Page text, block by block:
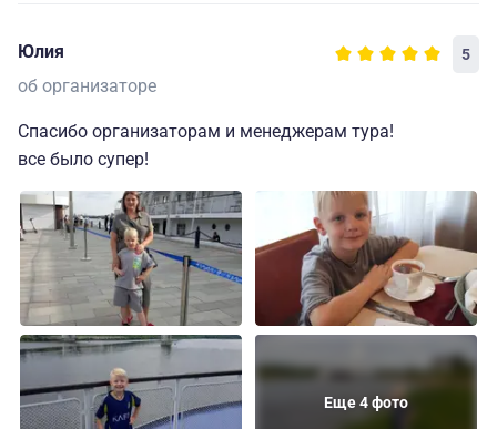
Юлия 5
об организаторе
Спасибо организаторам и менеджерам тура!
все было супер!
Еще 4 фото